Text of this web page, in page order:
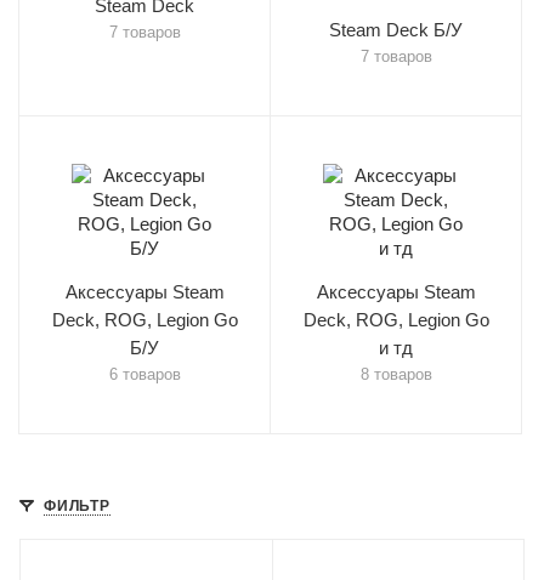
Steam Deck
7 товаров Steam Deck Б/У
7 товаров
Аксессуары Steam
Deck, ROG, Legion Go
Б/У
6 товаров
Аксессуары Steam
Deck, ROG, Legion Go
и тд
8 товаров
ФИЛЬТР